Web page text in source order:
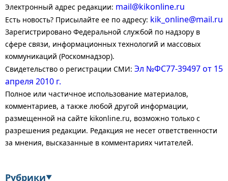
Электронный адрес редакции: mail@kikonline.ru
Есть новость? Присылайте ее по адресу: kik_online@mail.ru
Зарегистрировано Федеральной службой по надзору в
сфере связи, информационных технологий и массовых
коммуникаций (Роскомнадзор).
Свидетельство о регистрации СМИ: Эл №ФС77-39497 от 15
апреля 2010 г.
Полное или частичное использование материалов,
комментариев, а также любой другой информации,
размещенной на сайте kikonline.ru, возможно только с
разрешения редакции. Редакция не несет ответственности
за мнения, высказанные в комментариях читателей.
Рубрики▼